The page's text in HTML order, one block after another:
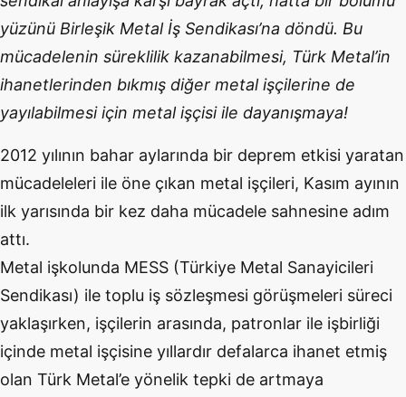
yüzünü Birleşik Metal İş Sendikası’na döndü. Bu
mücadelenin süreklilik kazanabilmesi, Türk Metal’in
ihanetlerinden bıkmış diğer metal işçilerine de
yayılabilmesi için metal işçisi ile dayanışmaya!
2012 yılının bahar aylarında bir deprem etkisi yaratan
mücadeleleri ile öne çıkan metal işçileri, Kasım ayının
ilk yarısında bir kez daha mücadele sahnesine adım
attı.
Metal işkolunda MESS (Türkiye Metal Sanayicileri
Sendikası) ile toplu iş sözleşmesi görüşmeleri süreci
yaklaşırken, işçilerin arasında, patronlar ile işbirliği
içinde metal işçisine yıllardır defalarca ihanet etmiş
olan Türk Metal’e yönelik tepki de artmaya